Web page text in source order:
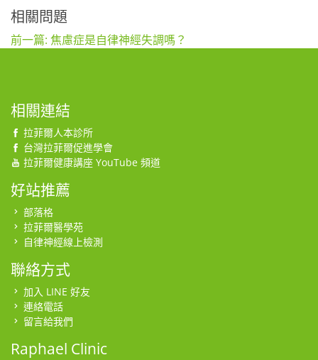
相關問題
前一篇: 焦慮症是自律神經失調嗎？
相關連結
拉菲爾人本診所
台灣拉菲爾促進學會
拉菲爾健康講座 YouTube 頻道
好站推薦
部落格
拉菲爾醫學苑
自律神經線上檢測
聯絡方式
加入 LINE 好友
連絡電話
留言給我們
Raphael Clinic